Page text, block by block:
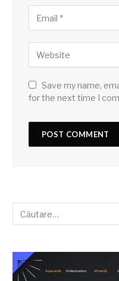
Save my name,
for the next time I